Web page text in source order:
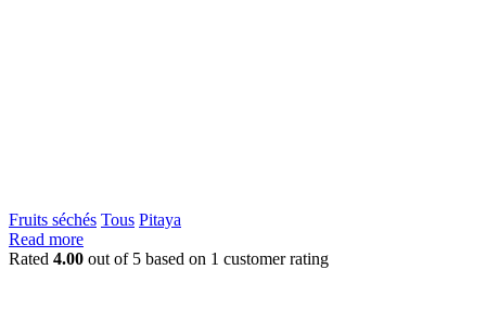
Fruits séchés Tous Pitaya
Read more
Rated 4.00 out of 5 based on 1 customer rating